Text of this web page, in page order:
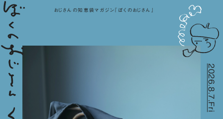
おじさんの知恵袋マガジン『ぼくのおじさん』
2026.8.7.Fri